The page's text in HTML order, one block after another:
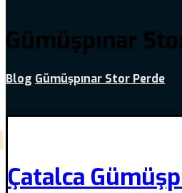
Gümüşpınar
Blog Gümüşpınar Stor Perde
Çatalca